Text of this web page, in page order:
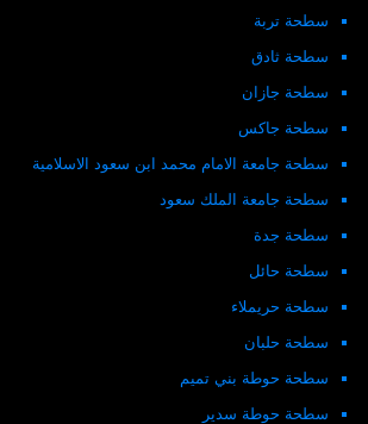
سطحة تربة
سطحة ثادق
سطحة جازان
سطحة جاكس
سطحة جامعة الامام محمد ابن سعود الاسلامية
سطحة جامعة الملك سعود
سطحة جدة
سطحة حائل
سطحة حريملاء
سطحة حلبان
سطحة حوطة بني تميم
سطحة حوطة سدير